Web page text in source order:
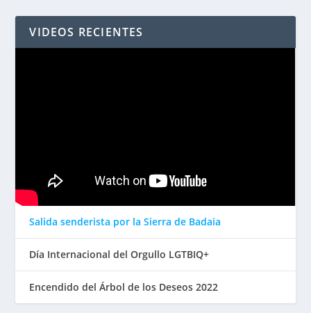
VIDEOS RECIENTES
Salida senderista por la Sierra de Badaia
Día Internacional del Orgullo LGTBIQ+
Encendido del Árbol de los Deseos 2022